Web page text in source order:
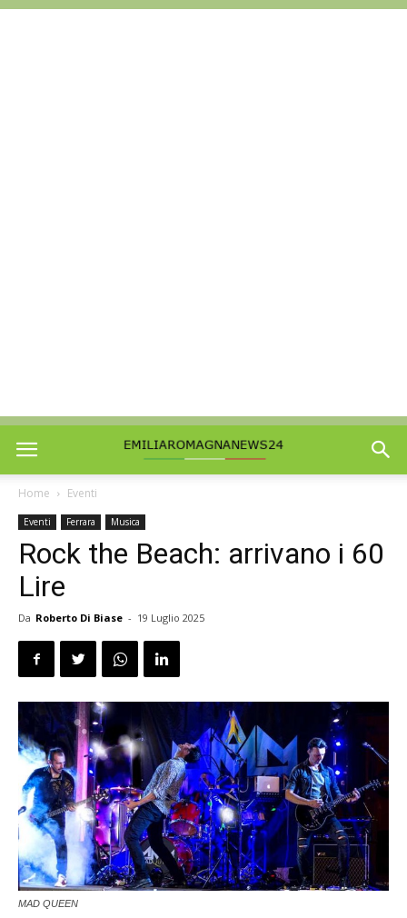
Home Eventi
Eventi Ferrara Musica
Rock the Beach: arrivano i 60
Lire
Da Roberto Di Biase - 19 Luglio 2025
MAD QUEEN